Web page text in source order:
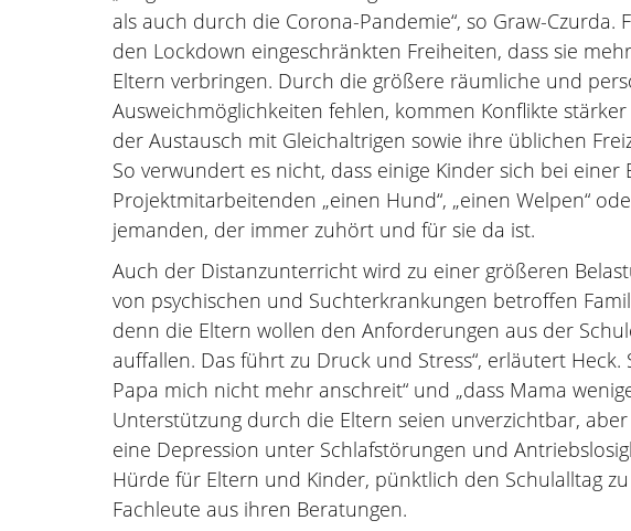
als auch durch die Corona-Pandemie“, so Graw-
den Lockdown eingeschränkten Freiheiten, dass sie
Eltern verbringen. Durch die größere räumliche und
Ausweichmöglichkeiten fehlen, kommen Konflikte
der Austausch mit Gleichaltrigen sowie ihre üblichen
So verwundert es nicht, dass einige Kinder sich bei einer
Projektmitarbeitenden „einen Hund“, „einen Welpen“
jemanden, der immer zuhört und für sie da ist.
Auch der Distanzunterricht wird zu einer größeren
von psychischen und Suchterkrankungen betroffen
denn die Eltern wollen den Anforderungen aus der
auffallen. Das führt zu Druck und Stress“, erläutert Heck.
Papa mich nicht mehr anschreit“ und „dass Mama
Unterstützung durch die Eltern seien unverzichtbar,
eine Depression unter Schlafstörungen und
Hürde für Eltern und Kinder, pünktlich den Schulalltag
Fachleute aus ihren Beratungen.